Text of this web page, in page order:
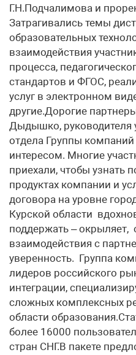
Г.Н.Подчалимова и
Затрагивались темы
образовательных
взаимодействия
процесса,
стандартов и ФГОС,
услуг в электронном
другие.Дорогие
Дыдышко, руководителя
отдела Группы
интересом. Многие
приехали, чтобы узнать
продуктах компании и
договора на уровне
Курской области
поддержать – окрыляет,
взаимодействия с
уверенность. Группа
лидеров российского
интеграции,
сложных комплексных
области
более 16000
стран СНГ.В пакете